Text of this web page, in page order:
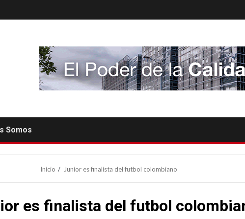
Somos
Inicio Junior es finalista del futbol colombiano
es finalista del futbol